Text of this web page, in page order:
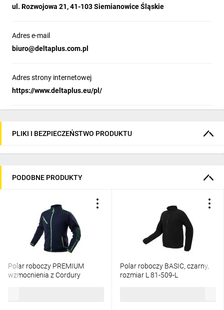
ul. Rozwojowa 21, 41-103 Siemianowice Śląskie
Adres e-mail
biuro@deltaplus.com.pl
Adres strony internetowej
https://www.deltaplus.eu/pl/
PLIKI I BEZPIECZEŃSTWO PRODUKTU
PODOBNE PRODUKTY
Polar roboczy PREMIUM
wzmocnienia z Cordury
Polar roboczy BASIC, czarny,
rozmiar L 81-509-L